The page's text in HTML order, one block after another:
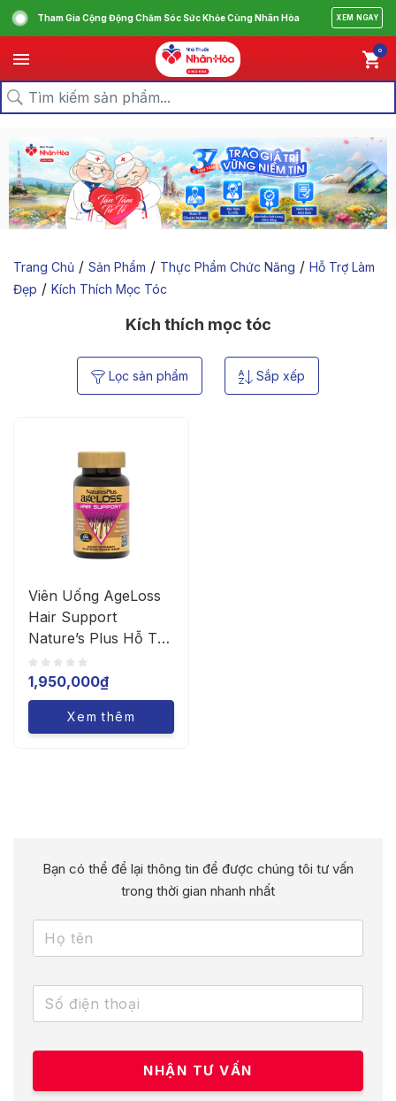
Tham Gia Cộng Động Chăm Sóc Sức Khỏe Cùng Nhân Hòa XEM NGAY
0
Trang Chủ / Sản Phẩm / Thực Phẩm Chức Năng / Hỗ Trợ Làm
Đẹp / Kích Thích Mọc Tóc
Kích thích mọc tóc
Lọc sản phẩm Sắp xếp
Viên Uống AgeLoss
Hair Support
Nature’s Plus Hỗ Trợ
Ngăn Rụng Tóc (Lọ
90 Viên)
1,950,000₫
Xem thêm
Bạn có thể để lại thông tin để được chúng tôi tư vấn
trong thời gian nhanh nhất